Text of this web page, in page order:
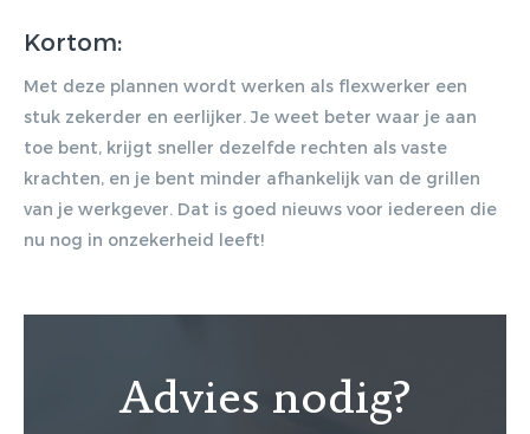
Kortom:
Met deze plannen wordt werken als flexwerker een
stuk zekerder en eerlijker. Je weet beter waar je aan
toe bent, krijgt sneller dezelfde rechten als vaste
krachten, en je bent minder afhankelijk van de grillen
van je werkgever. Dat is goed nieuws voor iedereen die
nu nog in onzekerheid leeft!
Advies nodig?